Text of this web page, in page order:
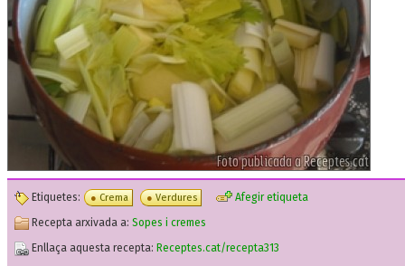
Etiquetes: Crema Verdures
Afegir etiqueta
Recepta arxivada a: Sopes i cremes
Enllaça aquesta recepta: Receptes.cat/recepta313